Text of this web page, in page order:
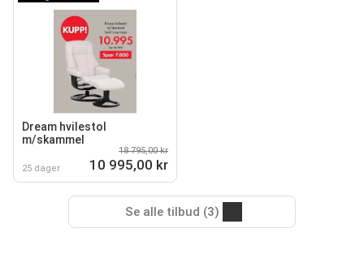
Dream hvilestol
m/skammel
25 dager
18 795,00 kr
10 995,00 kr
Se alle tilbud (3)